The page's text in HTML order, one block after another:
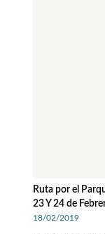
Ruta por el
23 Y 24 de
18/02/2019